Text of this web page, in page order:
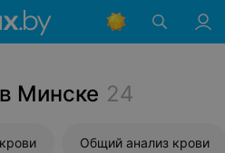
Минске 24
Общий анализ крови